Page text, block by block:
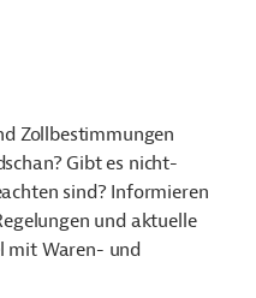
Zollbestimmungen
Gibt es nicht-
sind? Informieren
und aktuelle
mit Waren- und